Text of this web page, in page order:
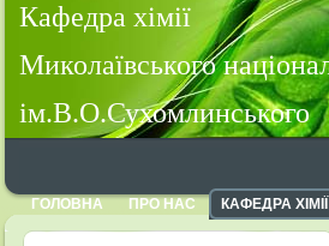
Кафедра хімії
Миколаївського
ім.В.О.Сухомлинського
ГОЛОВНА ПРО НАС КАФЕДРА ХІМІЇ